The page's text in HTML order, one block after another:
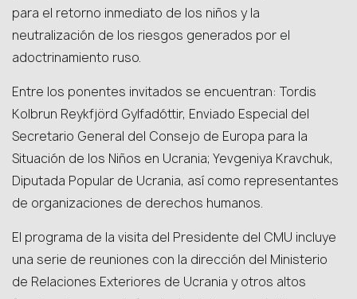
para el retorno inmediato de los niños y la
neutralización de los riesgos generados por el
adoctrinamiento ruso.
Entre los ponentes invitados se encuentran: Tordis
Kolbrun Reykfjörd Gylfadóttir, Enviado Especial del
Secretario General del Consejo de Europa para la
Situación de los Niños en Ucrania; Yevgeniya Kravchuk,
Diputada Popular de Ucrania, así como representantes
de organizaciones de derechos humanos.
El programa de la visita del Presidente del CMU incluye
una serie de reuniones con la dirección del Ministerio
de Relaciones Exteriores de Ucrania y otros altos